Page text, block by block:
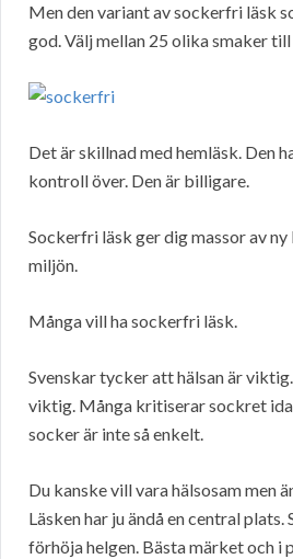
Men den variant av sockerfri läsk
god. Välj mellan 25 olika smaker
Det är skillnad med hemläsk. Den
kontroll över. Den är billigare.
Sockerfri läsk ger dig massor av
miljön.
Många vill ha sockerfri läsk.
Svenskar tycker att hälsan är
viktig. Många kritiserar sockret
socker är inte så enkelt.
Du kanske vill vara hälsosam men
Läsken har ju ändå en central
förhöja helgen. Bästa märket och i